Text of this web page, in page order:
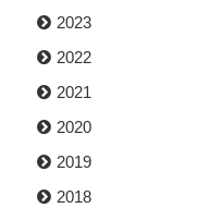
2023
2022
2021
2020
2019
2018